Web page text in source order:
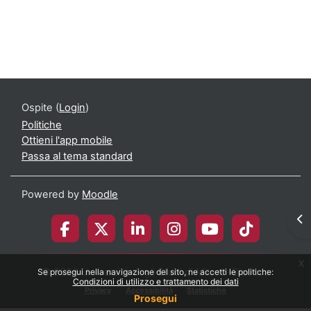
Se prosegui nella navigazione del sito, ne accetti le politiche:
Condizioni di utilizzo e trattamento dei dati
Prosegui
x
Ospite (Login)
Politiche
Ottieni l'app mobile
Passa al tema standard
Powered by Moodle
© 2026 Università degli Studi di Milano-Bicocca